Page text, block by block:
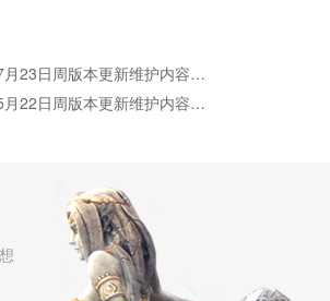
《天谕2.0》7月23日周版本更新维护内容公告
《天谕2.0》5月22日周版本更新维护内容公告